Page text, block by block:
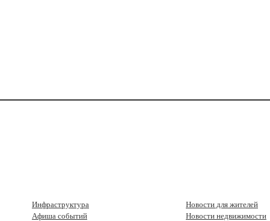
Инфраструктура
Афиша событий
Новости для жителей
Новости недвижимости